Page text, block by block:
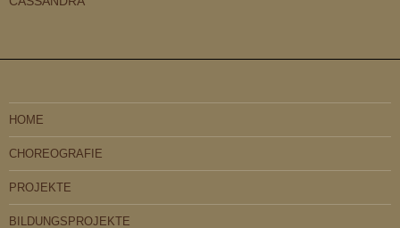
HOME
CHOREOGRAFIE
PROJEKTE
BILDUNGSPROJEKTE